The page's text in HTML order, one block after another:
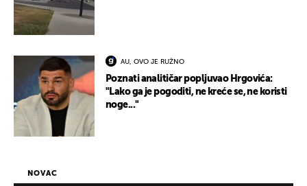
AU, OVO JE RUŽNO
Poznati analitičar popljuvao Hrgovića:
"Lako ga je pogoditi, ne kreće se, ne koristi
noge..."
NOVAC